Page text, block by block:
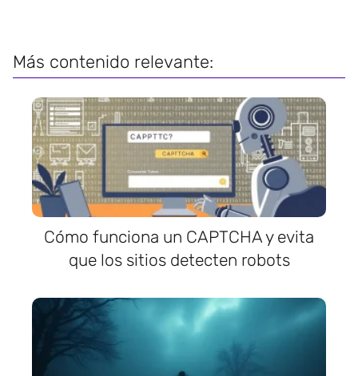
Más contenido relevante:
Cómo funciona un CAPTCHA y evita
que los sitios detecten robots